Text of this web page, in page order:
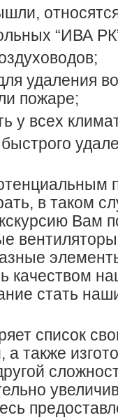
“ИВА
удаления
пожаре;
у всех
в таком
Вам
качеством
стать
список
а также